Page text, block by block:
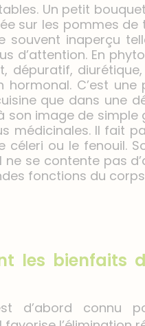
Un petit
sur les pommes de
inaperçu
d’attention. En
dépuratif,
C’est
que dans une
son image de simple
médicinales. Il fait
ou le fenouil.
se contente pas
fonctions du
les bienfaits
d’abord connu